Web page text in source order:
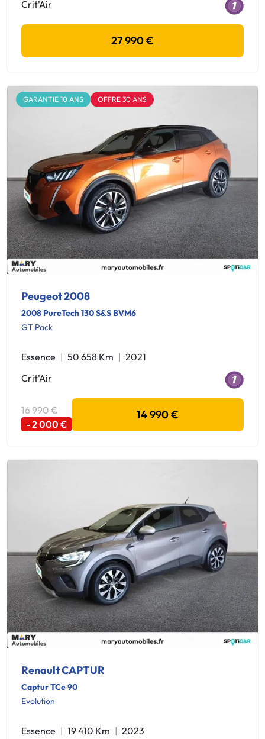
Crit'Air
27 990 €
GARANTIE 10 ANS OFFRE 30 ANS
Peugeot 2008
2008 PureTech 130 S&S BVM6
GT Pack
Essence 50 658 Km
2021
Crit'Air
16 990 €
- 2 000 €
14 990 €
Renault CAPTUR
Captur TCe 90
Evolution
Essence 19 410 Km
2023